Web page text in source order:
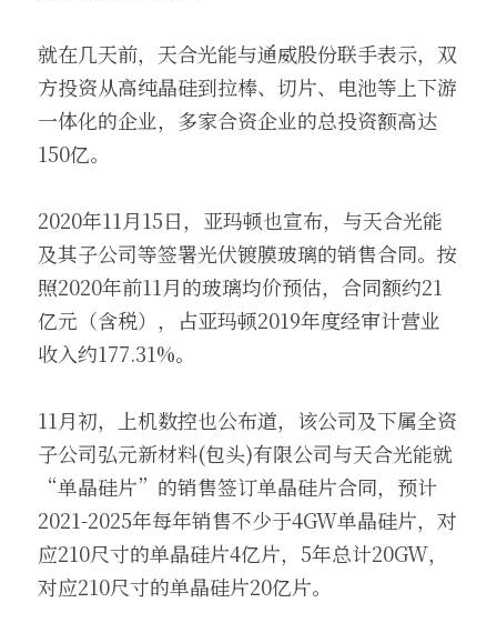
就在几天前，天合光能与通威股份联手表示，双
方投资从高纯晶硅到拉棒、切片、电池等上下游
一体化的企业，多家合资企业的总投资额高达
150亿。
2020年11月15日，亚玛顿也宣布，与天合光能
及其子公司等签署光伏镀膜玻璃的销售合同。按
照2020年前11月的玻璃均价预估，合同额约21
亿元（含税），占亚玛顿2019年度经审计营业
收入约177.31%。
11月初，上机数控也公布道，该公司及下属全资
子公司弘元新材料(包头)有限公司与天合光能就
“单晶硅片”的销售签订单晶硅片合同，预计
2021-2025年每年销售不少于4GW单晶硅片，对
应210尺寸的单晶硅片4亿片，5年总计20GW，
对应210尺寸的单晶硅片20亿片。